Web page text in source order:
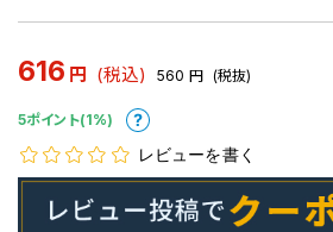
616 円 (税込) 560 円 (税抜)
5ポイント(1%)
レビューを書く